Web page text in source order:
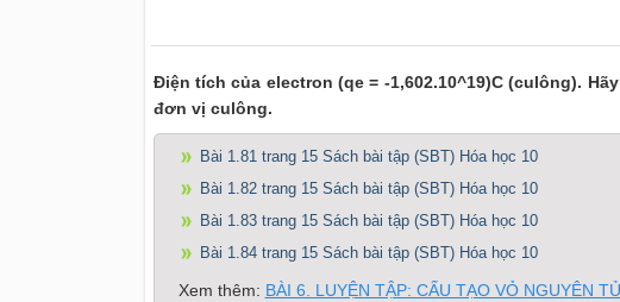
Điện tích của electron (qe = -1,602.10^19)C (culông).
đơn vị culông.
Bài 1.81 trang 15 Sách bài tập (SBT) Hóa học 10
Bài 1.82 trang 15 Sách bài tập (SBT) Hóa học 10
Bài 1.83 trang 15 Sách bài tập (SBT) Hóa học 10
Bài 1.84 trang 15 Sách bài tập (SBT) Hóa học 10
Xem thêm: BÀI 6. LUYỆN TẬP: CẤU TẠO VỎ NGUYÊN